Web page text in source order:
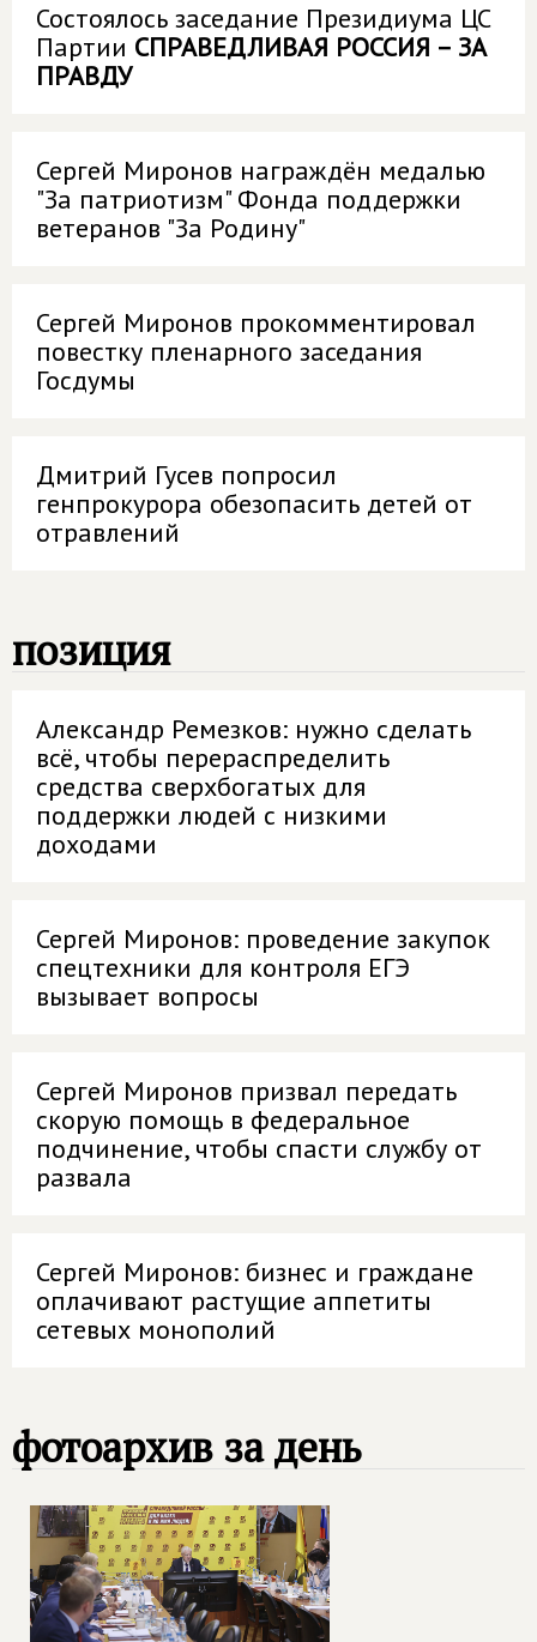
Состоялось заседание Президиума ЦС
Партии СПРАВЕДЛИВАЯ РОССИЯ – ЗА
ПРАВДУ
Сергей Миронов награждён медалью
"За патриотизм" Фонда поддержки
ветеранов "За Родину"
Сергей Миронов прокомментировал
повестку пленарного заседания
Госдумы
Дмитрий Гусев попросил
генпрокурора обезопасить детей от
отравлений
позиция
Александр Ремезков: нужно сделать
всё, чтобы перераспределить
средства сверхбогатых для
поддержки людей с низкими
доходами
Сергей Миронов: проведение закупок
спецтехники для контроля ЕГЭ
вызывает вопросы
Сергей Миронов призвал передать
скорую помощь в федеральное
подчинение, чтобы спасти службу от
развала
Сергей Миронов: бизнес и граждане
оплачивают растущие аппетиты
сетевых монополий
фотоархив за день